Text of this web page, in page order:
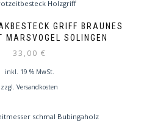
GRIFF BRAUNES
MARSVOGEL SOLINGEN
33,00 €
inkl. 19 % MwSt.
zzgl. Versandkosten